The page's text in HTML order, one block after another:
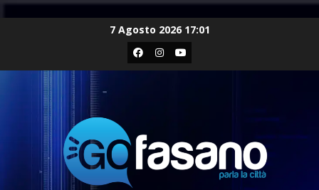
7 Agosto 2026 17:01
Facebook
Instagram
Youtube